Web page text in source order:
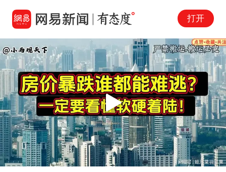
打开
00:00 07:54
Play